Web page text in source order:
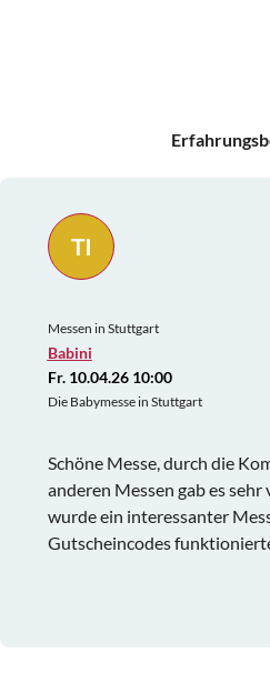
TI
Messen in Stuttgart
Babini
Fr. 10.04.26 10:00
Die Babymesse in Stuttgart
Schöne Messe, durch die
anderen Messen gab es sehr
wurde ein interessanter
Gutscheincodes